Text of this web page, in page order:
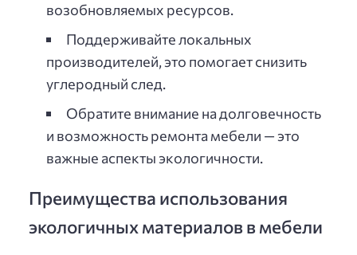
возобновляемых ресурсов.
Поддерживайте локальных
производителей, это помогает снизить
углеродный след.
Обратите внимание на долговечность
и возможность ремонта мебели — это
важные аспекты экологичности.
Преимущества использования
экологичных материалов в мебели